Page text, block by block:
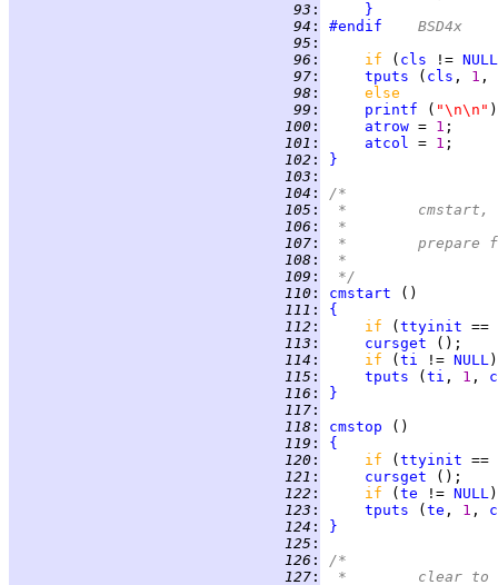
  93
:
}
  94
: #endif
	BSD4x
  95
:
  96
: if ( cls != NULL
  97
: tputs ( cls , 1 ,
  98
:
else
  99
: printf ( "\n\n"
100 : atrow = 1
101 : atcol = 1
102 :
}
103 :
104 :
/*
105 :
*	cmstart,
106 :
*
107 :
*
108 :
*
109 :
*/
110 : cmstart
111 :
{
112 : if ( ttyinit ==
113 : cursget
114 : if ( ti != NULL
115 : tputs ( ti , 1 ,
116 :
}
117 :
118 : cmstop
119 :
{
120 : if ( ttyinit ==
121 : cursget
122 : if ( te != NULL
123 : tputs ( te , 1 ,
124 :
}
125 :
126 :
/*
127 :
*	clear